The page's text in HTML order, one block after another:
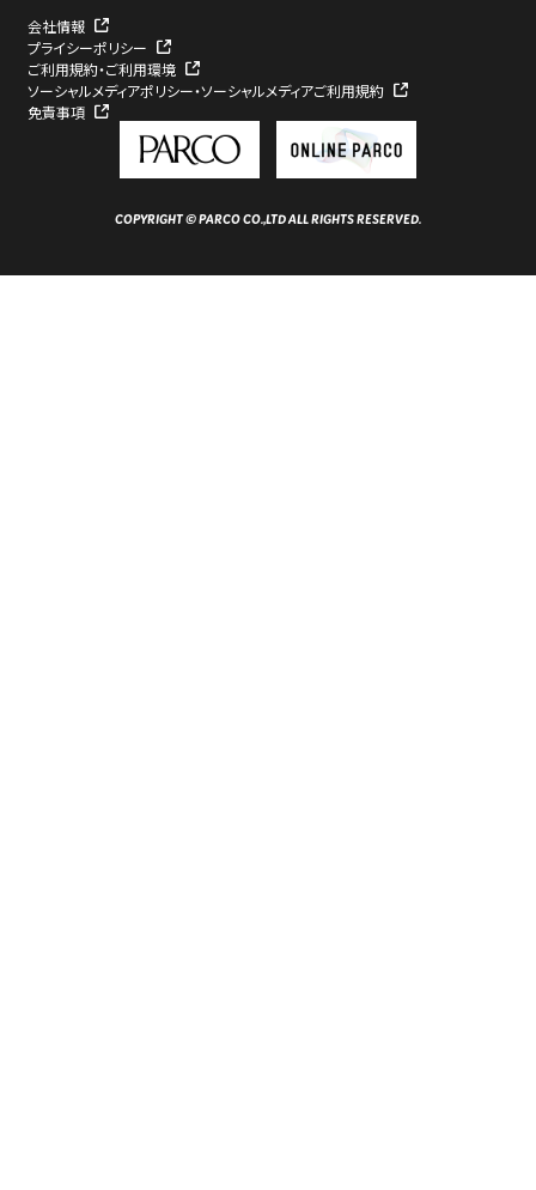
会社情報
プライシーポリシー
ご利用規約・ご利用環境
ソーシャルメディアポリシー・ソーシャルメディアご利用規約
免責事項
COPYRIGHT © PARCO CO.,LTD ALL RIGHTS RESERVED.